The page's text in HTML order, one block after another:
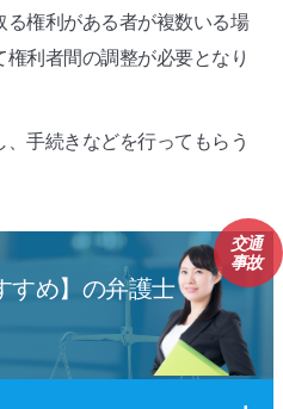
る権利がある者が複数いる場
利者間の調整が必要となり
手続きなどを行ってもらう
すめ】の弁護士
交通
事故